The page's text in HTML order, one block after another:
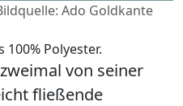
Ado Goldkante
Polyester.
von seiner
fließende